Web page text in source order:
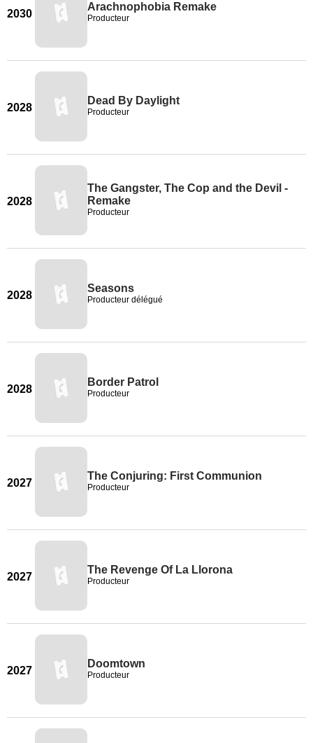
2030
Arachnophobia Remake
Producteur
2028
Dead By Daylight
Producteur
2028
The Gangster, The Cop and the Devil -
Remake
Producteur
2028
Seasons
Producteur délégué
2028
Border Patrol
Producteur
2027
The Conjuring: First Communion
Producteur
2027
The Revenge Of La Llorona
Producteur
2027
Doomtown
Producteur